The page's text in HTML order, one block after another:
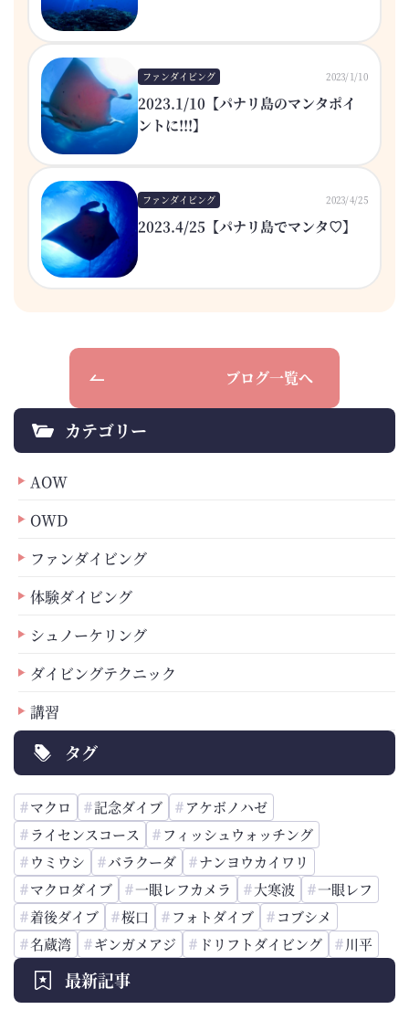
ファンダイビング 2023/1/10
2023.1/10【パナリ島のマンタポイ
ントに!!!】
ファンダイビング 2023/4/25
2023.4/25【パナリ島でマンタ♡】
ブログ一覧へ
カテゴリー
AOW
OWD
ファンダイビング
体験ダイビング
シュノーケリング
ダイビングテクニック
講習
タグ
マクロ 記念ダイブ
アケボノハゼ
ライセンスコース
フィッシュウォッチング
ウミウシ
バラクーダ
ナンヨウカイワリ
マクロダイブ
一眼レフカメラ 大寒波
一眼レフ
着後ダイブ
桜口 フォトダイブ
コブシメ
名蔵湾
ギンガメアジ ドリフトダイビング 川平
最新記事